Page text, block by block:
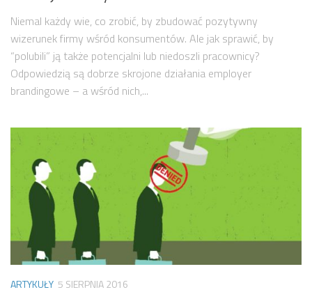
Niemal każdy wie, co zrobić, by zbudować pozytywny
wizerunek firmy wśród konsumentów. Ale jak sprawić, by
“polubili” ją także potencjalni lub niedoszli pracownicy?
Odpowiedzią są dobrze skrojone działania employer
brandingowe – a wśród nich,...
ARTYKUŁY 5 SIERPNIA 2016